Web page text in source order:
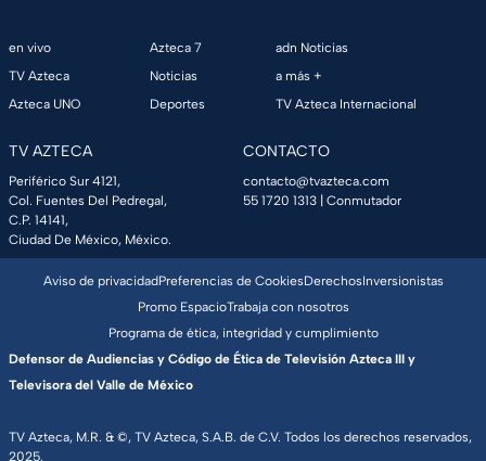
en vivo
TV Azteca
Azteca UNO
Azteca 7
Noticias
Deportes
adn Noticias
a más +
TV Azteca Internacional
TV AZTECA
Periférico Sur 4121,
Col. Fuentes Del Pedregal,
C.P. 14141,
Ciudad De México, México.
CONTACTO
contacto@tvazteca.com
55 1720 1313 | Conmutador
TV Azteca, M.R. & ©, TV Azteca, S.A.B. de C.V. Todos los derechos reservados,
2025.
Aviso de privacidadPreferencias de CookiesDerechosInversionistas
Promo EspacioTrabaja con nosotros
Programa de ética, integridad y cumplimiento
Defensor de Audiencias y Código de Ética de Televisión Azteca III y
Televisora del Valle de México